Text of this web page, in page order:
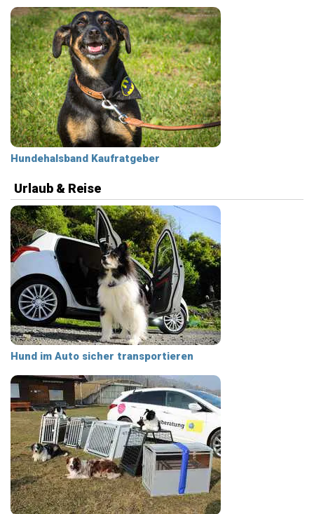
Hundehalsband Kaufratgeber
Urlaub & Reise
Hund im Auto sicher transportieren